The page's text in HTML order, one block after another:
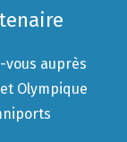
vous auprès
Olympique